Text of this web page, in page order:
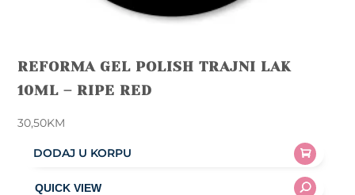
REFORMA GEL POLISH TRAJNI LAK
10ML – RIPE RED
30,50KM
DODAJ U KORPU